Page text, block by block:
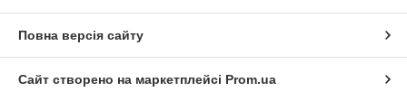
Повна версія сайту
Сайт створено на маркетплейсі Prom.ua